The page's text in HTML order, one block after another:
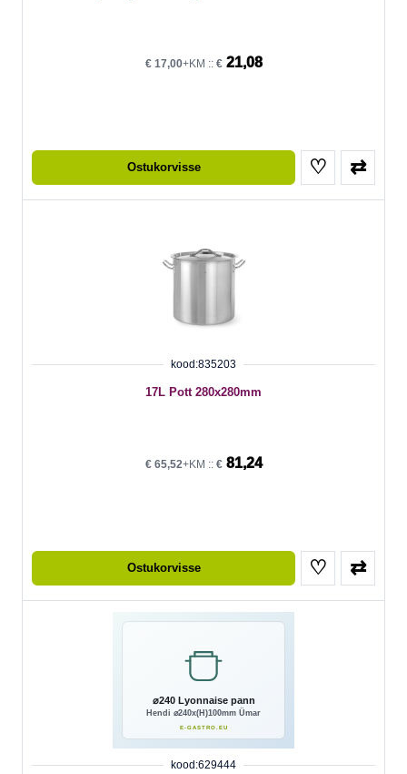
€17,00+KM :: €21,08
Ostukorvisse ♡ ⇄
kood:835203
17L Pott 280x280mm
€65,52+KM :: €81,24
Ostukorvisse ♡ ⇄
kood:629444